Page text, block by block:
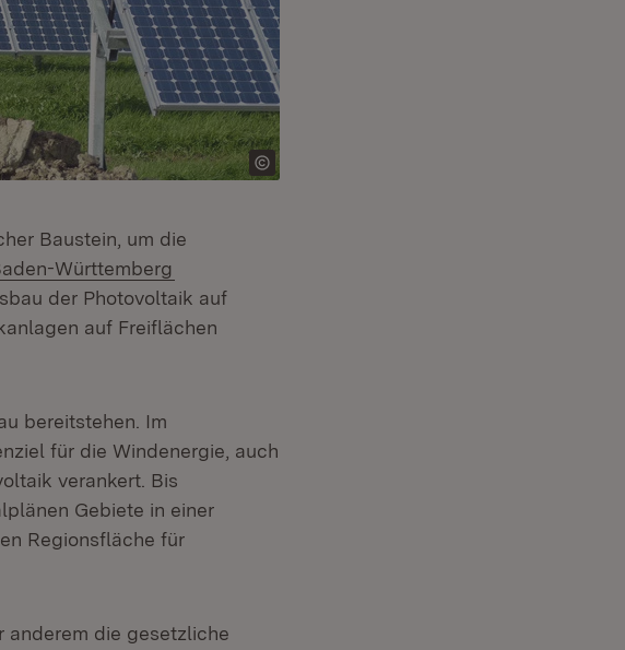
Baustein, um die
Württemberg
der Photovoltaik auf
auf Freiflächen
bereitstehen. Im
für die Windenergie, auch
verankert. Bis
Gebiete in einer
Regionsfläche für
anderem die gesetzliche